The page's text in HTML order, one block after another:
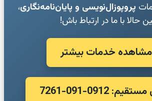
پروپوزال‌نویسی و پایان‌نامه‌نگاری،
حالا با ما در ارتباط باش!
مشاهده خدمات بیشتر
0912-091-7261